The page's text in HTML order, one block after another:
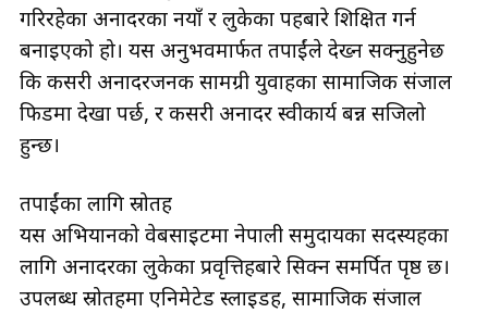
गरिरहेका अनादरका नयाँ र लुकेका रूपहरूबारे शिक्षित गर्न
बनाइएको हो। यस अनुभवमार्फत तपाईंले देख्न सक्नुहुनेछ
कि कसरी अनादरजनक सामग्री युवाहरूका सामाजिक संजाल
फिडमा देखा पर्छ, र कसरी अनादर स्वीकार्य बन्न सजिलो
हुन्छ।
तपाईंका लागि स्रोतहरू
यस अभियानको वेबसाइटमा नेपाली समुदायका सदस्यहरूका
लागि अनादरका लुकेका प्रवृत्तिहरूबारे सिक्न समर्पित पृष्ठ छ।
उपलब्ध स्रोतहरूमा एनिमेटेड स्लाइडहरू, सामाजिक संजाल